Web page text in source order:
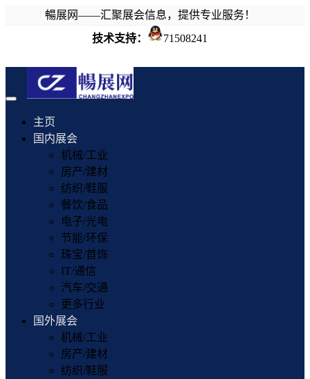
暢展网——汇聚展会信息，提供专业服务！
技术支持：
71508241
Toggle
navigation
主页
国内展会
机械/工业
房产/建材
纺织/鞋服
餐饮/食品
电子/光电
节能/环保
珠宝/首饰
IT/通信
汽车/交通
更多行业
国外展会
机械/工业
房产/建材
纺织/鞋服